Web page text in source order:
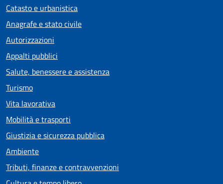
Catasto e urbanistica
Anagrafe e stato civile
Autorizzazioni
Appalti pubblici
Salute, benessere e assistenza
Turismo
Vita lavorativa
Mobilità e trasporti
Giustizia e sicurezza pubblica
Ambiente
Tributi, finanze e contravvenzioni